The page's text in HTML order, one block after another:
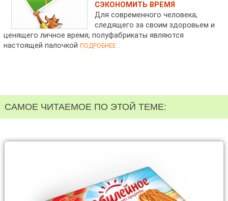
СЭКОНОМИТЬ ВРЕМЯ
Для современного человека,
следящего за своим здоровьем и
ценящего личное время, полуфабрикаты являются
настоящей палочкойПОДРОБНЕЕ...
САМОЕ ЧИТАЕМОЕ ПО ЭТОЙ ТЕМЕ: